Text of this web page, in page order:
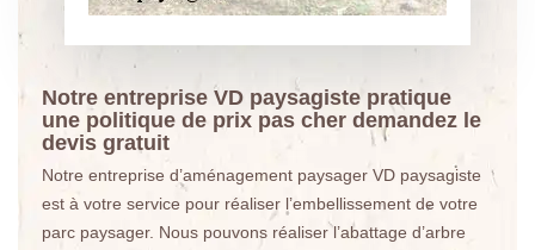
Notre entreprise VD paysagiste pratique
une politique de prix pas cher demandez le
devis gratuit
Notre entreprise d’aménagement paysager VD paysagiste
est à votre service pour réaliser l’embellissement de votre
parc paysager. Nous pouvons réaliser l’abattage d’arbre